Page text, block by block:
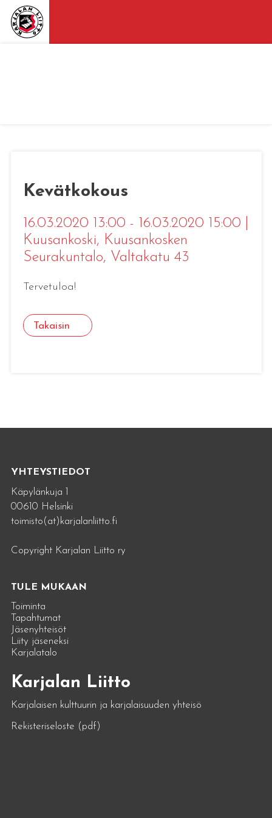
Kevätkokous
16.03.2020 13:00 - 16.03.2020 15:00
Kuusankoski, Kuusankosken
Seurakuntalo, Valtakatu 43
Tervetuloa!
Takaisin
YHTEYSTIEDOT
Käpylänkuja 1
00610 Helsinki
toimisto(at)karjalanliitto.fi
Copyright Karjalan Liitto ry
TULE MUKAAN
Toiminta
Tapahtumat
Jäsenyhteisöt
Liity jäseneksi
Karjalatalo
Karjalan Liitto
Karjalaisen kulttuurin ja karjalaisuuden yhteisö
Rekisteriseloste (pdf)